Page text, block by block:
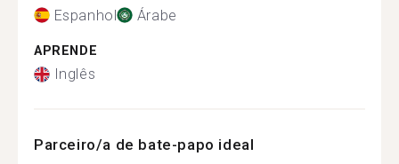
Espanhol Árabe
APRENDE
Inglês
Parceiro/a de bate-papo ideal